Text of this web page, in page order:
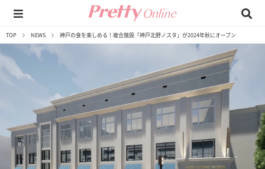
TOP NEWS 神戸の食を楽しめる！複合施設「神戸北野ノスタ」が2024年秋にオープン